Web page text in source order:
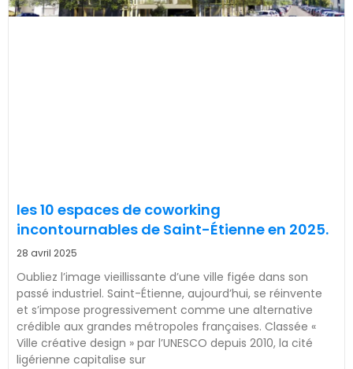
les 10 espaces de coworking
incontournables de Saint-Étienne en 2025.
28 avril 2025
Oubliez l’image vieillissante d’une ville figée dans son
passé industriel. Saint-Étienne, aujourd’hui, se réinvente
et s’impose progressivement comme une alternative
crédible aux grandes métropoles françaises. Classée «
Ville créative design » par l’UNESCO depuis 2010, la cité
ligérienne capitalise sur